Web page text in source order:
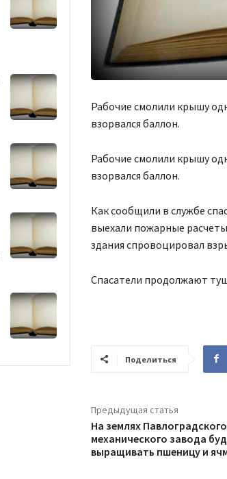
Рабочие смолили крышу
взорвался баллон.
Рабочие смолили крышу
взорвался баллон.
Как сообщили в службе
выехали пожарные
здания спровоцировал
Спасатели продолжают
Поделиться
Предыдущая статья
На землях Павлоградского
механического завода
выращивать пшеницу и